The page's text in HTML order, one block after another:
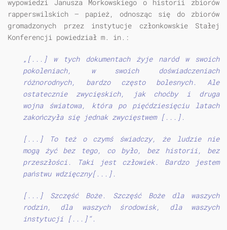
wypowiedzi Janusza Morkowskiego o historii zbiorów
rapperswilskich — papież, odnosząc się do zbiorów
gromadzonych przez instytucje członkowskie Stałej
Konferencji powiedział m. in.:
„[...] w tych dokumentach żyje naród w swoich
pokoleniach, w swoich doświadczeniach
różnorodnych, bardzo często bolesnych. Ale
ostatecznie zwycięskich, jak choćby i druga
wojna światowa, która po pięćdziesięciu latach
zakończyła się jednak zwycięstwem [...].
[...] To też o czymś świadczy, że ludzie nie
mogą żyć bez tego, co było, bez historii, bez
przeszłości. Taki jest człowiek. Bardzo jestem
państwu wdzięczny[...].
[...] Szczęść Boże. Szczęść Boże dla waszych
rodzin, dla waszych środowisk, dla waszych
instytucji [...]“.